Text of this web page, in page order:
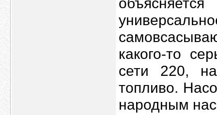
какого-то
сети 220,
топливо.
народным